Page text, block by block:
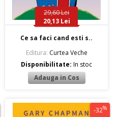
29,60 Lei
20,13 Lei
Ce sa faci cand esti s..
Editura: Curtea Veche
Disponibilitate:In stoc
-32%